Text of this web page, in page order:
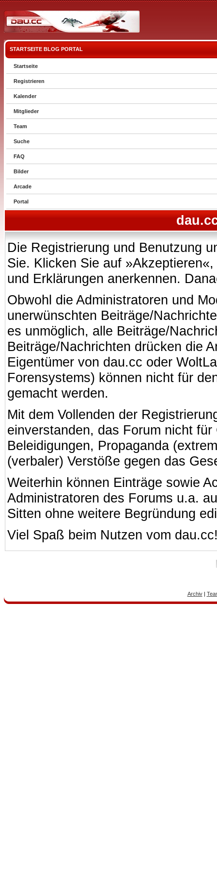
STARTSEITE BLOG PORTAL
Startseite
Registrieren
Kalender
Mitglieder
Team
Suche
FAQ
Bilder
Arcade
Portal
Die Registrierung und Benutzung
Sie. Klicken Sie auf
und Erklärungen anerkennen.
Obwohl die Administratoren und
unerwünschten Beiträge/
es unmöglich, alle Beiträge/
Beiträge/Nachrichten drücken die
Eigentümer von dau.cc oder
Forensystems) können nicht für
gemacht werden.
Mit dem Vollenden der
einverstanden, das Forum nicht
Beleidigungen, Propaganda
(verbaler) Verstöße gegen das
Weiterhin können Einträge sowie
Administratoren des Forums u.a.
Sitten ohne weitere Begründung
Viel Spaß beim Nutzen vom
Archiv|